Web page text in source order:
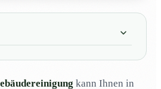
vor Ort – ein Ansprechpartner
kann Ihnen in